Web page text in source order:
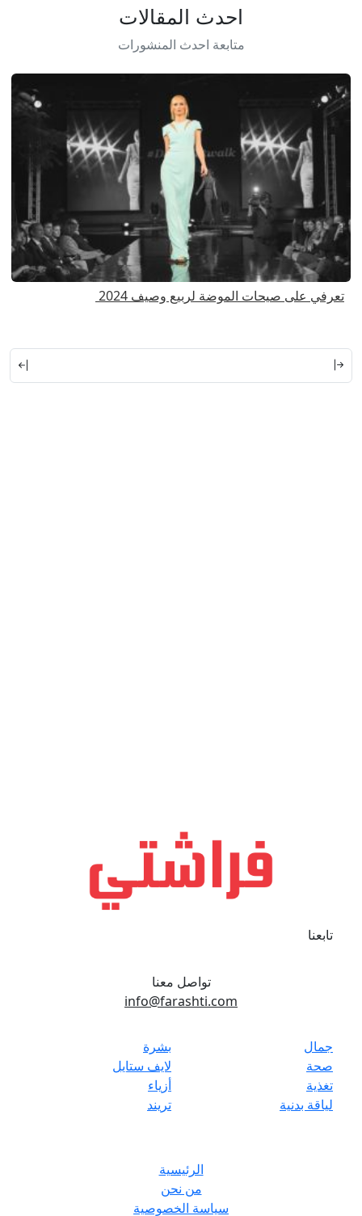
احدث المقالات
متابعة احدث المنشورات
تعرفي على صيحات الموضة لربيع وصيف 2024
تابعنا
تواصل معنا
info@farashti.com
جمال
صحة
تغذية
لياقة بدنية
بشرة
لايف ستايل
أزياء
تريند
الرئيسية
من نحن
سياسة الخصوصية